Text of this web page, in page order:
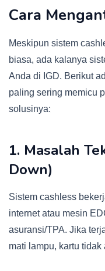
Cara
Meskipun sistem
biasa, ada kalanya
Anda di IGD. Berikut
paling sering memicu
solusinya:
1. Masalah
Down)
Sistem cashless
internet atau mesin
asuransi/TPA. Jika
mati lampu, kartu